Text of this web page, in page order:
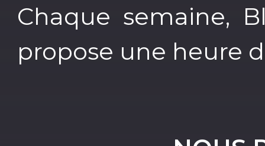
Chaque semaine,
propose une heure